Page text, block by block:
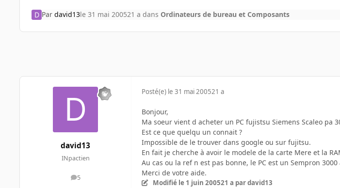
Par david13le 31 mai 200521 a dans Ordinateurs de bureau et Composants
david13
INpactien
5
messages
Posté(e) le 31 mai 200521 a
Bonjour,
Ma soeur vient d acheter un PC fujistsu Siemens Scaleo pa
Est ce que quelqu un connait ?
Impossible de le trouver dans google ou sur fujitsu.
En fait je cherche à avoir le modele de la carte Mere et la
Au cas ou la ref n est pas bonne, le PC est un Sempron 3000
Merci de votre aide.
Modifié le 1 juin 200521 a par david13